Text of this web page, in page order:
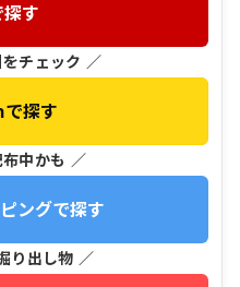
す
チェック ／
探す
中かも ／
ングで探す
り出し物 ／